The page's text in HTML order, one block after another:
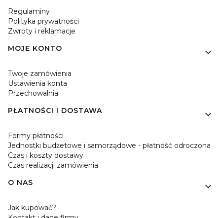
Regulaminy
Polityka prywatności
Zwroty i reklamacje
MOJE KONTO
Twoje zamówienia
Ustawienia konta
Przechowalnia
PŁATNOŚCI I DOSTAWA
Formy płatności
Jednostki budżetowe i samorządowe - płatność odroczona
Czas i koszty dostawy
Czas realizacji zamówienia
O NAS
Jak kupować?